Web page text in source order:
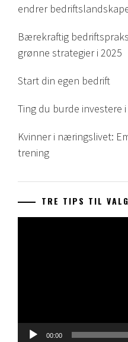
endrer
Bærekraftig
grønne strategier i 2025
Start din egen bedrift
Ting du burde investere
Kvinner i næringslivet:
trening
TRE TIPS TIL
00:00